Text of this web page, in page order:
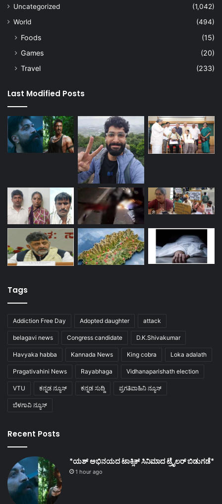
Uncategorized
(1,042)
World
(494)
Foods
(15)
Games
(20)
Travel
(233)
Last Modified Posts
Tags
Addiction Free Day Adopted daughter attack
belagavi news Congress candidate D.K.Shivakumar
Havyaka habba Kannada News King cobra Loka adalath
Pragativahini News Rayabhaga Vidhanaparishath election
VTU ಕನ್ನಡ ನ್ಯೂಸ್ ಕನ್ನಡ ಸುದ್ದಿ ಪ್ರಗತಿವಾಹಿನಿ ನ್ಯೂಸ್
ಬೆಳಗಾವಿ ನ್ಯೂಸ್
Recent Posts
*ಯಶ್ ಅಭಿನಯದ ಟಾಕ್ಸಿಕ್ ಸಿನಿಮಾದ ಟ್ರೈಲರ್ ಬಿಡುಗಡೆ*
1 hour ago